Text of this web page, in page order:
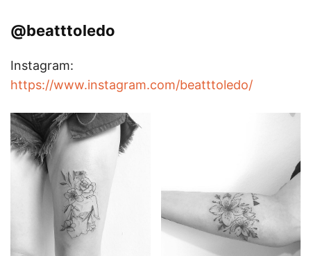
@beatttoledo
Instagram:
https://www.instagram.com/beatttoledo/